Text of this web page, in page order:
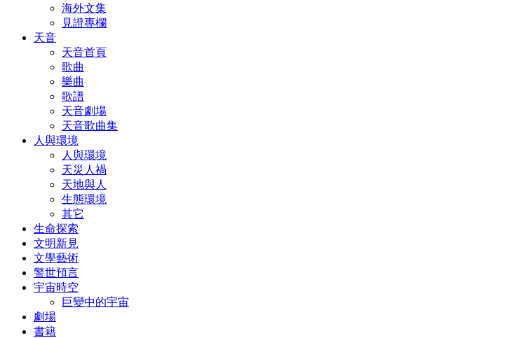
海外文集
見證專欄
天音
天音首頁
歌曲
樂曲
歌譜
天音劇場
天音歌曲集
人與環境
人與環境
天災人禍
天地與人
生態環境
其它
生命探索
文明新見
文學藝術
警世預言
宇宙時空
巨變中的宇宙
劇場
書籍